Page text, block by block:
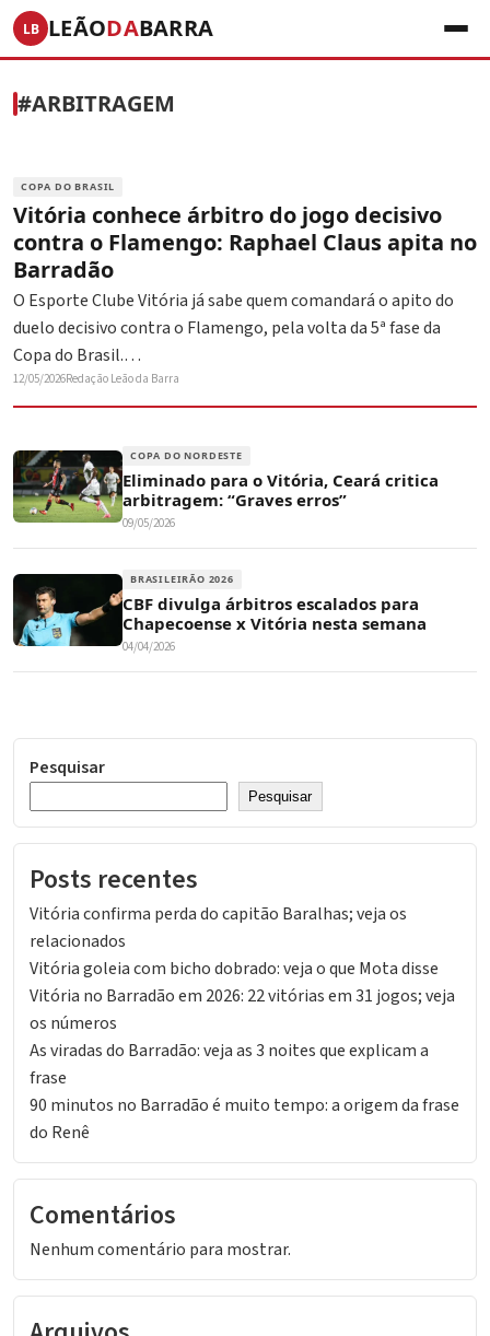
LB LEÃODABARRA
#ARBITRAGEM
COPA DO BRASIL
Vitória conhece árbitro do jogo decisivo
contra o Flamengo: Raphael Claus apita no
Barradão
O Esporte Clube Vitória já sabe quem comandará o apito do
duelo decisivo contra o Flamengo, pela volta da 5ª fase da
Copa do Brasil.…
12/05/2026Redação Leão da Barra
COPA DO NORDESTE
Eliminado para o Vitória, Ceará critica
arbitragem: “Graves erros”
09/05/2026
BRASILEIRÃO 2026
CBF divulga árbitros escalados para
Chapecoense x Vitória nesta semana
04/04/2026
Pesquisar
Pesquisar
Posts recentes
Vitória confirma perda do capitão Baralhas; veja os
relacionados
Vitória goleia com bicho dobrado: veja o que Mota disse
Vitória no Barradão em 2026: 22 vitórias em 31 jogos; veja
os números
As viradas do Barradão: veja as 3 noites que explicam a
frase
90 minutos no Barradão é muito tempo: a origem da frase
do Renê
Comentários
Nenhum comentário para mostrar.